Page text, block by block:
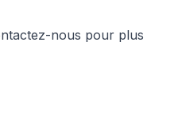
nous pour plus